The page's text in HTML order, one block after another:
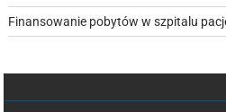
Finansowanie pobytów w szpitalu